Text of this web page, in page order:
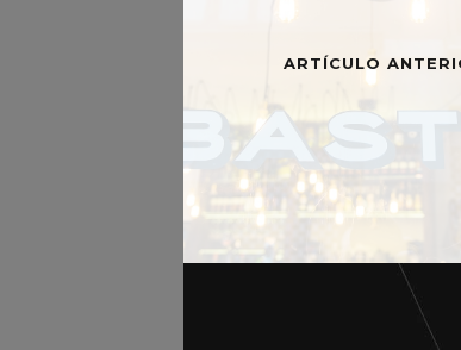
ARTÍCULO